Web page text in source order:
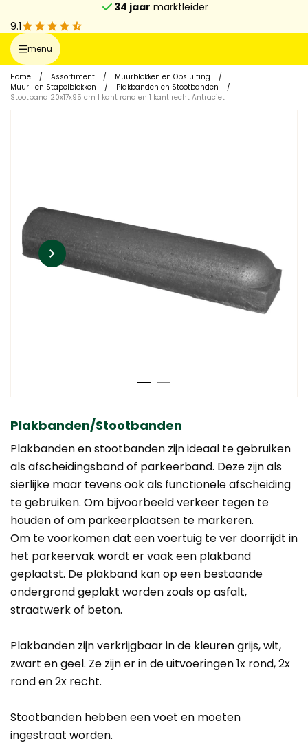
34 jaar marktleider
9.1
menu
Home / Assortiment / Muurblokken en Opsluiting
/
Muur- en Stapelblokken
/ Plakbanden en Stootbanden
/
Stootband 20x17x95 cm 1 kant rond en 1 kant recht Antraciet
Plakbanden/Stootbanden
Plakbanden en stootbanden zijn ideaal te gebruiken
als afscheidingsband of parkeerband. Deze zijn als
sierlijke maar tevens ook als functionele afscheiding
te gebruiken. Om bijvoorbeeld verkeer tegen te
houden of om parkeerplaatsen te markeren.
Om te voorkomen dat een voertuig te ver doorrijdt in
het parkeervak wordt er vaak een plakband
geplaatst. De plakband kan op een bestaande
ondergrond geplakt worden zoals op asfalt,
straatwerk of beton.
Plakbanden zijn verkrijgbaar in de kleuren grijs, wit,
zwart en geel. Ze zijn er in de uitvoeringen 1x rond, 2x
rond en 2x recht.
Stootbanden hebben een voet en moeten
ingestraat worden.